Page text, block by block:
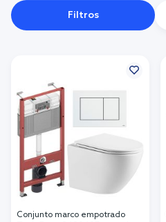
Filtros
Conjunto marco empotrado